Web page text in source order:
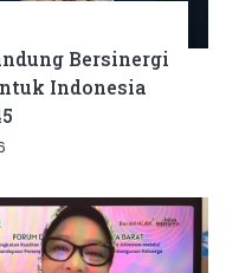
Bersinergi
Indonesia